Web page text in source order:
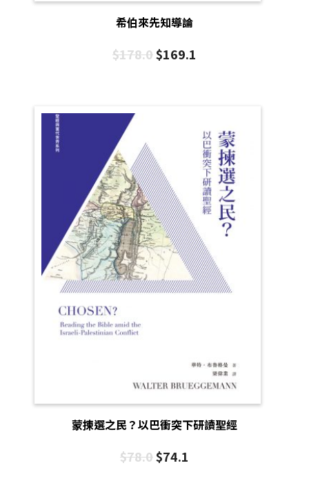
希伯來先知導論
$178.0$169.1
蒙揀選之民？以巴衝突下研讀聖經
$78.0$74.1